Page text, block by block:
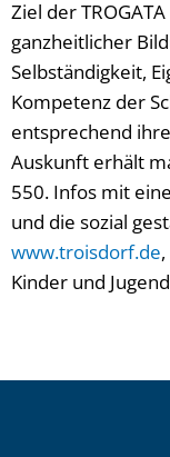
Ziel der
ganzheitlicher
Selbständigkeit,
Kompetenz der
entsprechend
Auskunft erhält
550. Infos mit
und die sozial
www.troisdorf.de
Kinder und